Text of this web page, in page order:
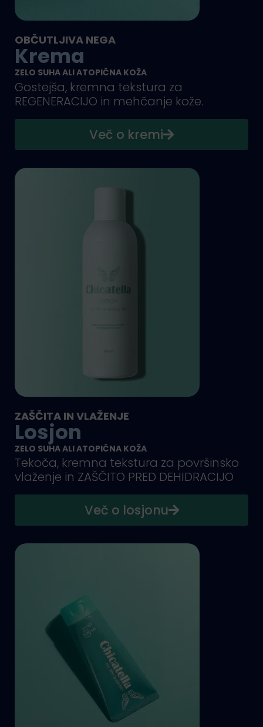
OBČUTLJIVA NEGA
Krema
ZELO SUHA ALI ATOPIČNA KOŽA
Gostejša, kremna tekstura za
REGENERACIJO in mehčanje kože.
Več o kremi
ZAŠČITA IN VLAŽENJE
Losjon
ZELO SUHA ALI ATOPIČNA KOŽA
Tekoča, kremna tekstura za površinsko
vlaženje in ZAŠČITO PRED DEHIDRACIJO
Več o losjonu